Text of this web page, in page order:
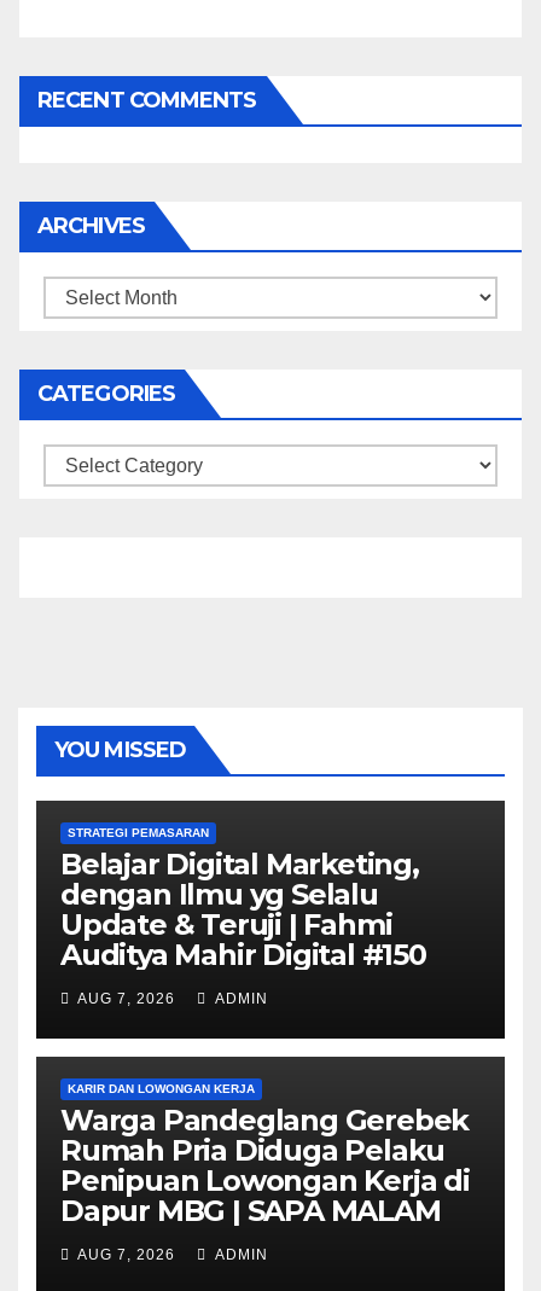
RECENT COMMENTS
ARCHIVES
Archives
CATEGORIES
Categories
YOU MISSED
STRATEGI PEMASARAN
Belajar Digital Marketing,
dengan Ilmu yg Selalu
Update & Teruji | Fahmi
Auditya Mahir Digital #150
AUG 7, 2026 ADMIN
KARIR DAN LOWONGAN KERJA
Warga Pandeglang Gerebek
Rumah Pria Diduga Pelaku
Penipuan Lowongan Kerja di
Dapur MBG | SAPA MALAM
AUG 7, 2026 ADMIN